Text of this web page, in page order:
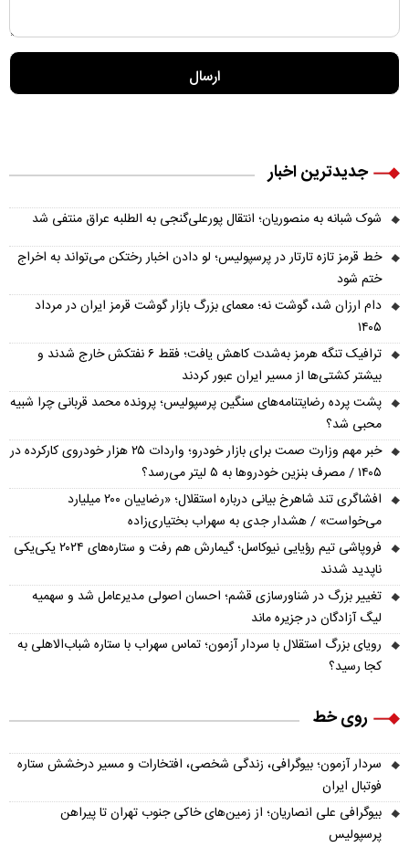
جدیدترین اخبار
شوک شبانه به منصوریان؛ انتقال پورعلی‌گنجی به الطلبه عراق منتفی شد
خط قرمز تازه تارتار در پرسپولیس؛ لو دادن اخبار رختکن می‌تواند به اخراج
ختم شود
دام ارزان شد، گوشت نه؛ معمای بزرگ بازار گوشت قرمز ایران در مرداد
۱۴۰۵
ترافیک تنگه هرمز به‌شدت کاهش یافت؛ فقط ۶ نفتکش خارج شدند و
بیشتر کشتی‌ها از مسیر ایران عبور کردند
پشت پرده رضایتنامه‌های سنگین پرسپولیس؛ پرونده محمد قربانی چرا شبیه
محبی شد؟
خبر مهم وزارت صمت برای بازار خودرو؛ واردات ۲۵ هزار خودروی کارکرده در
۱۴۰۵ / مصرف بنزین خودروها به ۵ لیتر می‌رسد؟
افشاگری تند شاهرخ بیانی درباره استقلال؛ «رضاییان ۲۰۰ میلیارد
می‌خواست» / هشدار جدی به سهراب بختیاری‌زاده
فروپاشی تیم رؤیایی نیوکاسل؛ گیمارش هم رفت و ستاره‌های ۲۰۲۴ یکی‌یکی
ناپدید شدند
تغییر بزرگ در شناورسازی قشم؛ احسان اصولی مدیرعامل شد و سهمیه
لیگ آزادگان در جزیره ماند
رویای بزرگ استقلال با سردار آزمون؛ تماس سهراب با ستاره شباب‌الاهلی به
کجا رسید؟
روی خط
سردار آزمون؛ بیوگرافی، زندگی شخصی، افتخارات و مسیر درخشش ستاره
فوتبال ایران
بیوگرافی علی انصاریان؛ از زمین‌های خاکی جنوب تهران تا پیراهن
پرسپولیس